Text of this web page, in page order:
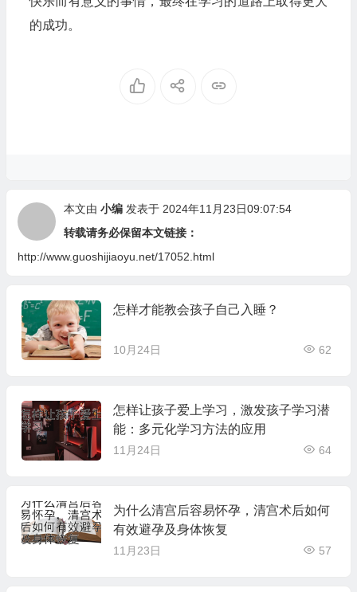
的成功。
本文由 小编发表于 2024年11月23日09:07:54
转载请务必保留本文链接：
http://www.guoshijiaoyu.net/17052.html
怎样才能教会孩子自己入睡？
10月24日 62
怎样让孩子爱上学习，激发孩子学习潜
能：多元化学习方法的应用
11月24日 64
为什么清宫后容易怀孕，清宫术后如何
有效避孕及身体恢复
11月23日 57